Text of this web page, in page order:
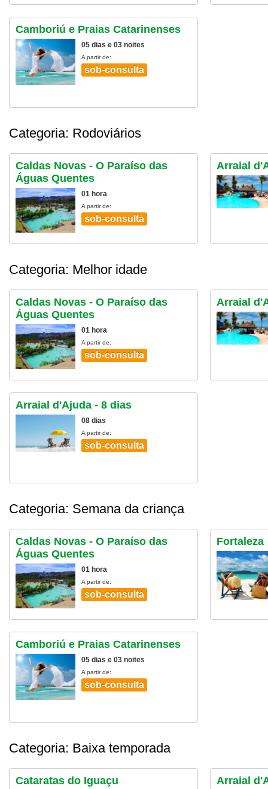
Camboriú e Praias Catarinenses
05 dias e 03 noites
A partir de:
sob-consulta
Categoria: Rodoviários
Caldas Novas - O Paraíso das
Águas Quentes
01 hora
A partir de:
sob-consulta
Arraial
Categoria: Melhor idade
Caldas Novas - O Paraíso das
Águas Quentes
01 hora
A partir de:
sob-consulta
Arraial
Arraial d'Ajuda - 8 dias
08 dias
A partir de:
sob-consulta
Categoria: Semana da criança
Caldas Novas - O Paraíso das
Águas Quentes
01 hora
A partir de:
sob-consulta
Fortaleza
Camboriú e Praias Catarinenses
05 dias e 03 noites
A partir de:
sob-consulta
Categoria: Baixa temporada
Cataratas do Iguaçu Arraial